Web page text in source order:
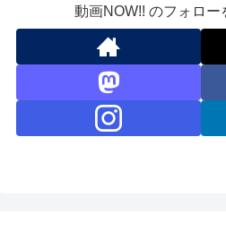
動画NOW!! のフォロー